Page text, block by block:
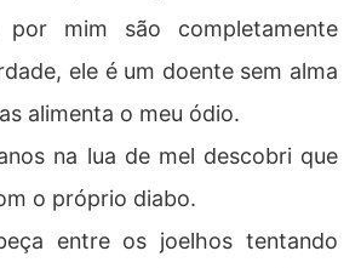
por mim são completamente
ele é um doente sem alma
alimenta o meu ódio.
na lua de mel descobri que
o próprio diabo.
entre os joelhos tentando